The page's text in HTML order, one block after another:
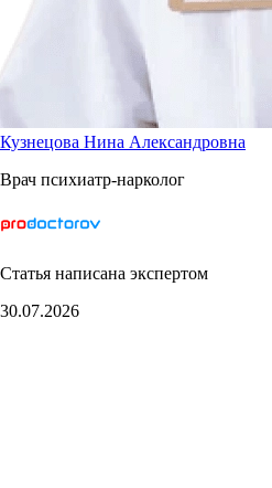
Кузнецова Нина Александровна
Врач психиатр-нарколог
Статья написана экспертом
30.07.2026